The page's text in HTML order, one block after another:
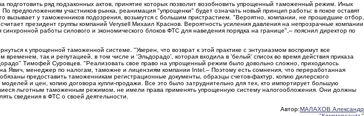
подготовить ряд подзаконных актов, принятие которых позволит возобновить упрощенный таможенный режим. Иных
предположениям участников рынка, реанимация "упрощенки" будет означать новый принцип работы: в покое оставят
вызывает у таможенников подозрения, возьмутся с большим пристрастием. "Вероятно, компании, не прошедшие отбор,
президент группы компаний Verysell Михаил Краснов. Вероятность усиления давления на непрозрачные компании
работы силового и экономического блоков ФТС для наведения порядка на границе",– пояснил директор по
к упрощенной таможенной системе. "Уверен, что возврат к этой практике с энтузиазмом воспримут все
временем, так и репутацией, в том числе и 'Эльдорадо', которая входила в 'белый' список во время действия приказа
Тимофей Суровцев. "Реализовать свое право на упрощенный режим было довольно сложно, приходилось
Явич, менеджер по налогам, таможне и лицензиям компании Intel.– Поэтому есть сомнения, что переработанная
предоставить таможенникам регистрационные документы, образцы счетов-фактур, копию дилерского
и цен, копию договора купли-продажи. Все это было затруднительно для тех, кто импортирует большую
льготным таможенным режимом, не имели права применять упрощенную систему налогообложения. Они должны
сведения в ФТС о своей деятельности.
Автор:МАЛАХОВ Александр